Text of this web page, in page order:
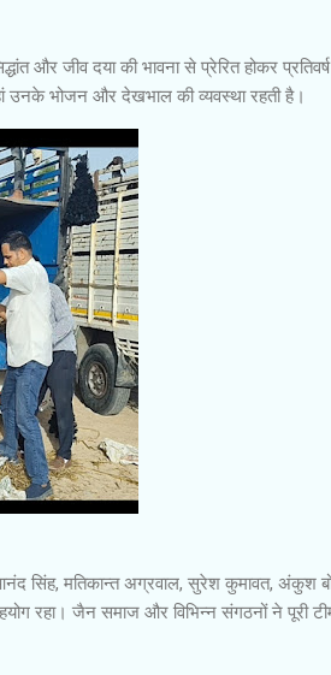
और जीव दया की भावना से प्रेरित होकर
उनके भोजन और देखभाल की व्यवस्था रहती है।
सिंह, मतिकान्त अग्रवाल, सुरेश कुमावत, अंकुश
रहा। जैन समाज और विभिन्न संगठनों ने पूरी